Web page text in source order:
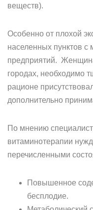
веществ).
Особенно от плохой
населенных пунктов
предприятий.
городах, необходимо
рационе
дополнительно
По мнению
витаминотерапии
перечисленными
Повышенное
бесплодие.